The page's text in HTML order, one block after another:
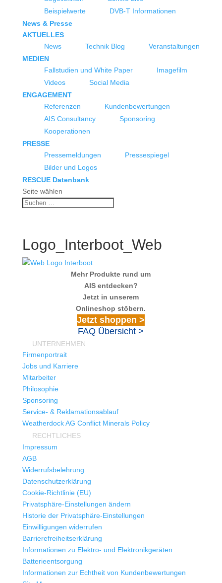
Beispielwerte
DVB-T Informationen
News & Presse
AKTUELLES
News
Technik Blog
Veranstaltungen
MEDIEN
Fallstudien und White Paper
Imagefilm
Videos
Social Media
ENGAGEMENT
Referenzen
Kundenbewertungen
AIS Consultancy
Sponsoring
Kooperationen
PRESSE
Pressemeldungen
Pressespiegel
Bilder und Logos
RESCUE Datenbank
Seite wählen
Logo_Interboot_Web
Mehr Produkte rund um
AIS entdecken?
Jetzt in unserem
Onlineshop stöbern.
Jetzt shoppen >
FAQ Übersicht >
UNTERNEHMEN
Firmenportrait
Jobs und Karriere
Mitarbeiter
Philosophie
Sponsoring
Service- & Reklamationsablauf
Weatherdock AG Conflict Minerals Policy
RECHTLICHES
Impressum
AGB
Widerrufsbelehrung
Datenschutzerklärung
Cookie-Richtlinie (EU)
Privatsphäre-Einstellungen ändern
Historie der Privatsphäre-Einstellungen
Einwilligungen widerrufen
Barrierefreiheitserklärung
Informationen zu Elektro- und Elektronikgeräten
Batterieentsorgung
Informationen zur Echtheit von Kundenbewertungen